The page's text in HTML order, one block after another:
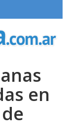
en